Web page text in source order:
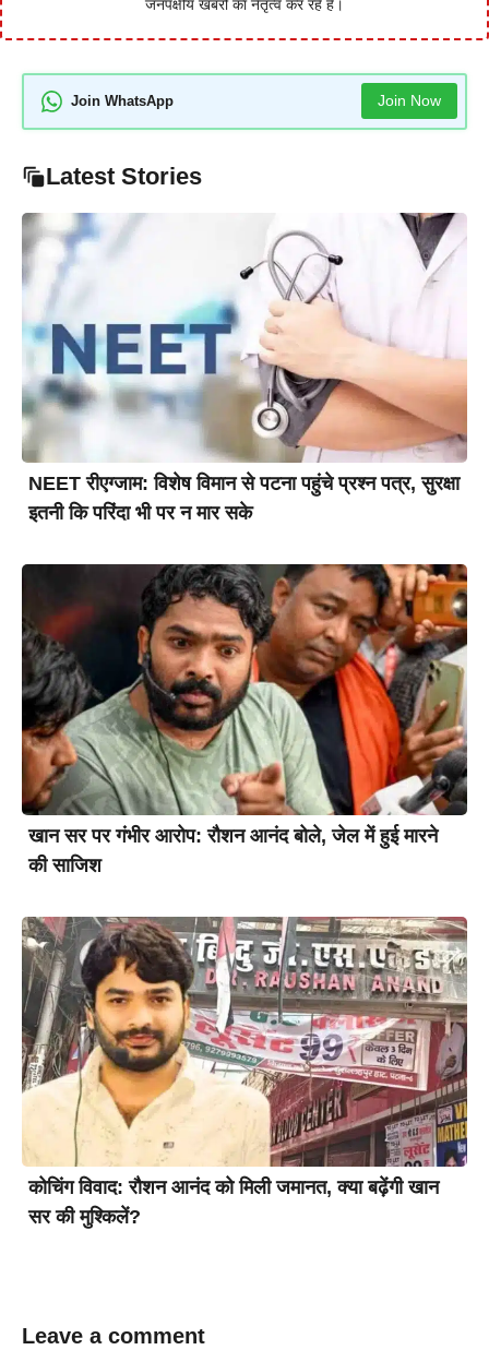
जनपक्षीय खबरों का नेतृत्व कर रहे हैं।
Join WhatsApp Join Now
Latest Stories
NEET रीएग्जाम: विशेष विमान से पटना पहुंचे प्रश्न पत्र, सुरक्षा
इतनी कि परिंदा भी पर न मार सके
खान सर पर गंभीर आरोप: रौशन आनंद बोले, जेल में हुई मारने
की साजिश
कोचिंग विवाद: रौशन आनंद को मिली जमानत, क्या बढ़ेंगी खान
सर की मुश्किलें?
Leave a comment